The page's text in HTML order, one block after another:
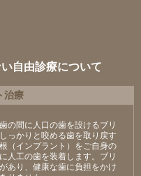
自由診療について
治療
の間に人口の歯を設けるブリ
っかりと咬める歯を取り戻す
（インプラント）をご自身の
人工の歯を装着します。ブリ
あり、健康な歯に負担をかけ